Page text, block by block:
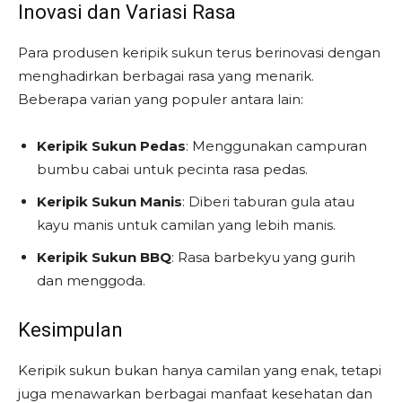
Inovasi dan Variasi Rasa
Para produsen keripik sukun terus berinovasi dengan
menghadirkan berbagai rasa yang menarik.
Beberapa varian yang populer antara lain:
Keripik Sukun Pedas: Menggunakan campuran
bumbu cabai untuk pecinta rasa pedas.
Keripik Sukun Manis: Diberi taburan gula atau
kayu manis untuk camilan yang lebih manis.
Keripik Sukun BBQ: Rasa barbekyu yang gurih
dan menggoda.
Kesimpulan
Keripik sukun bukan hanya camilan yang enak, tetapi
juga menawarkan berbagai manfaat kesehatan dan